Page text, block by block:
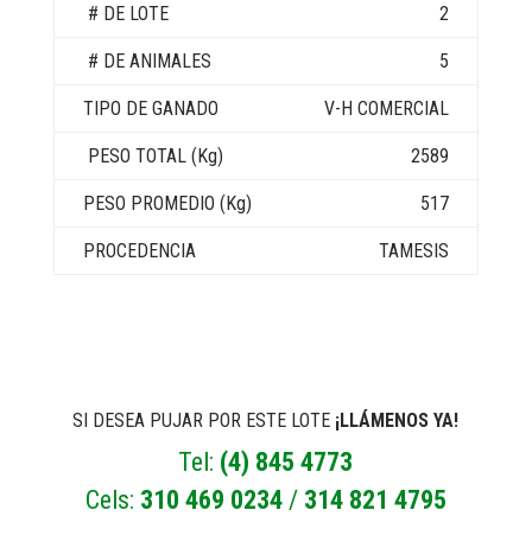
2
5
V-H COMERCIAL
2589
517
TAMESIS
SI DESEA PUJAR POR ESTE LOTE ¡LLÁMENOS YA!
Tel: (4) 845 4773
Cels: 310 469 0234/ 314 821 4795